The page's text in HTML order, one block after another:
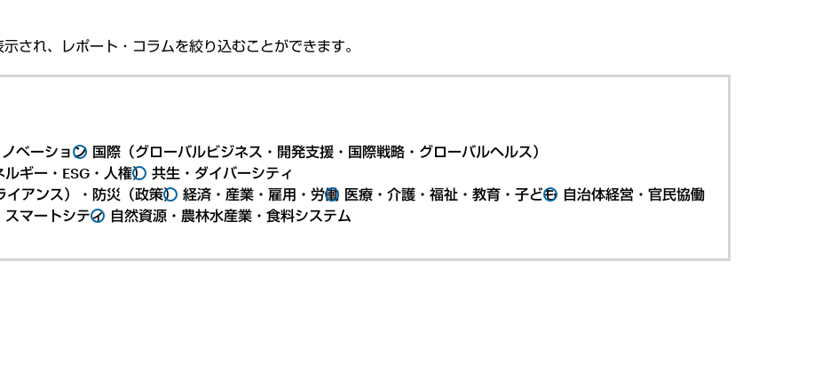
され、レポート・コラムを絞り込むことができます。
ベーション 国際（グローバルビジネス・開発支援・国際戦略・グローバルヘルス）
ギー・ESG・人権） 共生・ダイバーシティ
イアンス）・防災（政策） 経済・産業・雇用・労働 医療・介護・福祉・教育・子ども 自治体経営・官民協働
スマートシティ 自然資源・農林水産業・食料システム